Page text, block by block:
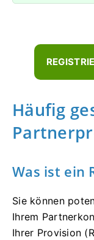
Häufig
Was ist ein
Sie können
Ihrem
Ihrer Provision